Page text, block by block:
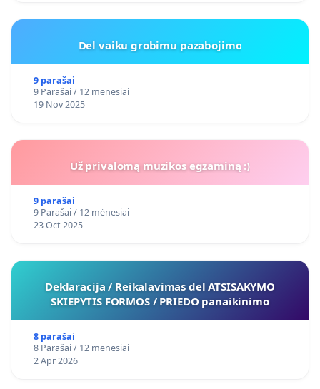
Del vaiku grobimu pazabojimo
9 parašai
9 Parašai / 12 mėnesiai
19 Nov 2025
Už privalomą muzikos egzaminą :)
9 parašai
9 Parašai / 12 mėnesiai
23 Oct 2025
Deklaracija / Reikalavimas del ATSISAKYMO
SKIEPYTIS FORMOS / PRIEDO panaikinimo
8 parašai
8 Parašai / 12 mėnesiai
2 Apr 2026